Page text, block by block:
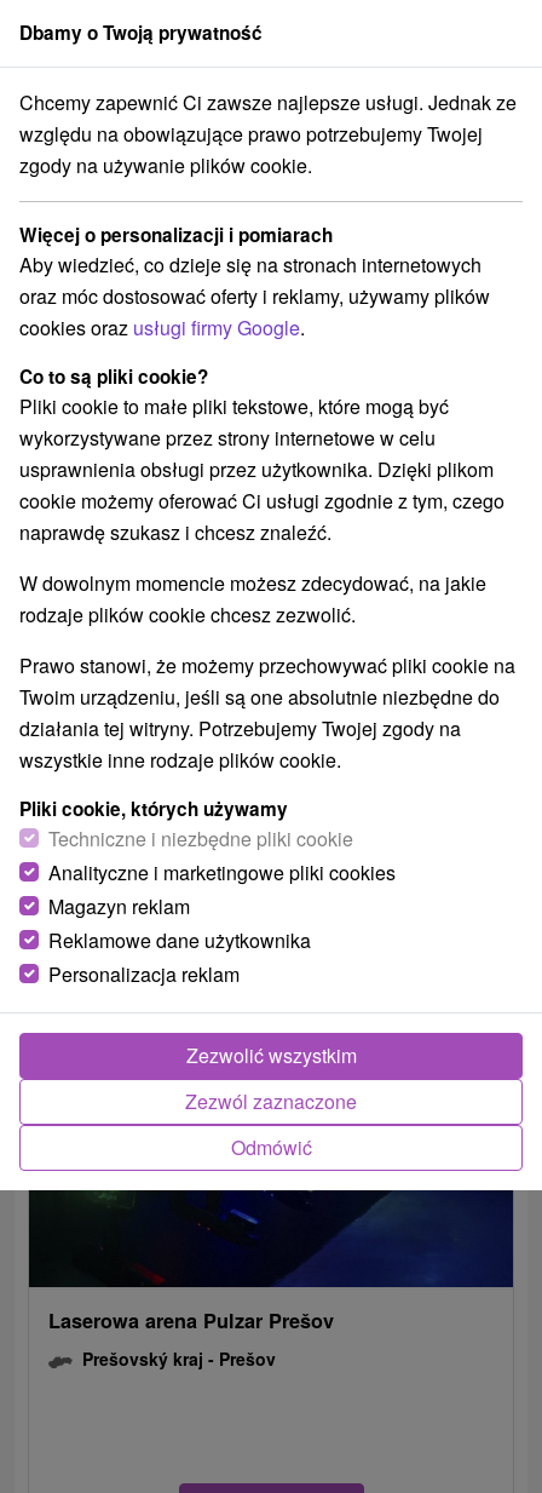
członek grupySorger
Atrakcje na Słowacji Areny laserowe i paintball Slanské vrchy
Areny laserowe i paintball Slanské
vrchy
Kategorie
Wszystkie kategorie
Planetarium i obserwatorium
Szlaki winne(1) Pola golfowe
Ośrodek narciarski(1) Obiekty architektoniczne(2)
Miejsca sakralne (3) Zamki(5) Chaty górskie(1)
Teatry(3) Skanseny (4) Sporty(3)
Zamki, pałace, ruiny(9)
Wieże obserwacyjne i chodniki(5)
Ośrodki i miasteczka dziecięce(3)
Jeziora, jeziora, zbiorniki wodne(4)
Aquaparki, baseny Kościoły drewniane (1)
Pomniki Zabytki techniki Atrakcje dla dzieci (16)
Tarcze Escaperoom (5) Ogrody botaniczne
Ogrody zoologiczne i fermy zwierząt
Muzea i galerie Atrakcje turystyczne
Atrakcje z adrenaliną (4) Kolejki linowe
Tory bobslejowe (1) Jaskinie(1)
Wsie i miasta
Prešov(1) Košice(1)
Laserowa arena Pulzar Prešov
Prešovský kraj - Prešov
Dbamy o Twoją prywatność
Chcemy zapewnić Ci zawsze najlepsze usługi. Jednak ze
względu na obowiązujące prawo potrzebujemy Twojej
zgody na używanie plików cookie.
Więcej o personalizacji i pomiarach
Aby wiedzieć, co dzieje się na stronach internetowych
oraz móc dostosować oferty i reklamy, używamy plików
cookies oraz usługi firmy Google.
Co to są pliki cookie?
Pliki cookie to małe pliki tekstowe, które mogą być
wykorzystywane przez strony internetowe w celu
usprawnienia obsługi przez użytkownika. Dzięki plikom
cookie możemy oferować Ci usługi zgodnie z tym, czego
naprawdę szukasz i chcesz znaleźć.
W dowolnym momencie możesz zdecydować, na jakie
rodzaje plików cookie chcesz zezwolić.
Prawo stanowi, że możemy przechowywać pliki cookie na
Twoim urządzeniu, jeśli są one absolutnie niezbędne do
działania tej witryny. Potrzebujemy Twojej zgody na
wszystkie inne rodzaje plików cookie.
Pliki cookie, których używamy
Techniczne i niezbędne pliki cookie
Analityczne i marketingowe pliki cookies
Magazyn reklam
Reklamowe dane użytkownika
Personalizacja reklam
Odmówić
Zezwól zaznaczone
Zezwolić wszystkim